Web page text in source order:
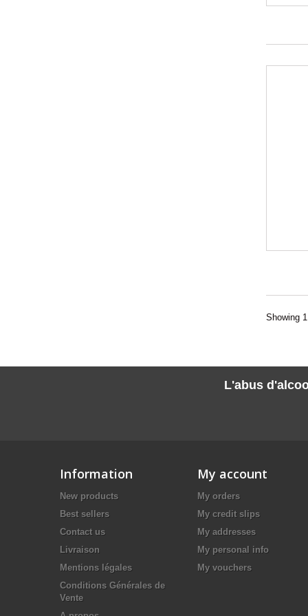
Showing
L'abus
Information
New products
Best sellers
Contact us
Livraison
Mentions légales
Conditions Générales de
Vente
My account
My orders
My credit slips
My addresses
My personal info
My vouchers